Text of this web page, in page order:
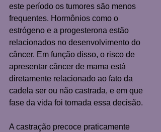
este período os tumores são menos
frequentes. Hormônios como o
estrógeno e a progesterona estão
relacionados no desenvolvimento do
câncer. Em função disso, o risco de
apresentar câncer de mama está
diretamente relacionado ao fato da
cadela ser ou não castrada, e em que
fase da vida foi tomada essa decisão.
A castração precoce praticamente